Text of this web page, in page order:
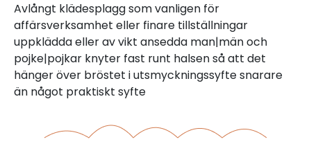
Avlångt klädesplagg som vanligen för
affärsverksamhet eller finare tillställningar
uppklädda eller av vikt ansedda man|män och
pojke|pojkar knyter fast runt halsen så att det
hänger över bröstet i utsmyckningssyfte snarare
än något praktiskt syfte